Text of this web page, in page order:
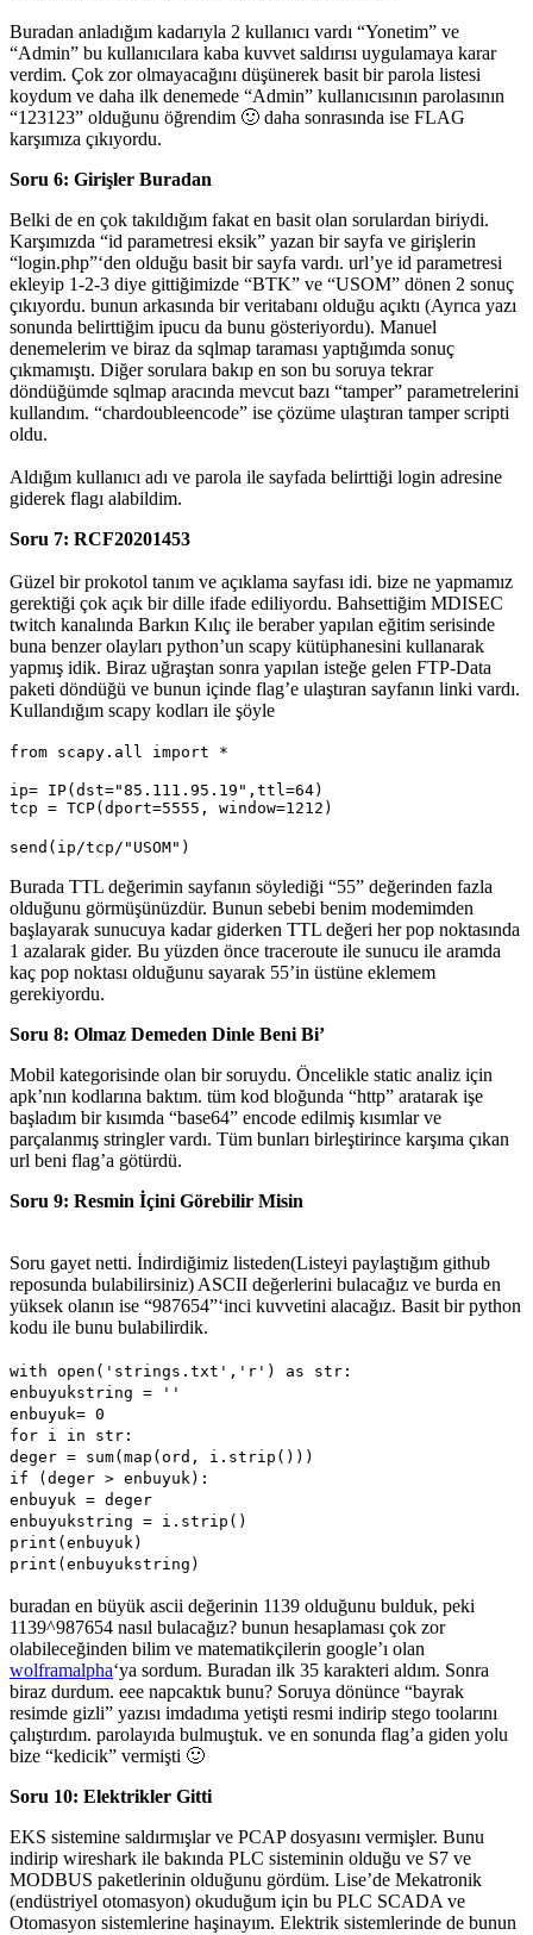
Buradan anladığım kadarıyla 2 kullanıcı vardı “Yonetim” ve
“Admin” bu kullanıcılara kaba kuvvet saldırısı uygulamaya karar
verdim. Çok zor olmayacağını düşünerek basit bir parola listesi
koydum ve daha ilk denemede “Admin” kullanıcısının parolasının
“123123” olduğunu öğrendim 🙂 daha sonrasında ise FLAG
karşımıza çıkıyordu.
Soru 6: Girişler Buradan
Belki de en çok takıldığım fakat en basit olan sorulardan biriydi.
Karşımızda “id parametresi eksik” yazan bir sayfa ve girişlerin
“login.php”‘den olduğu basit bir sayfa vardı. url’ye id parametresi
ekleyip 1-2-3 diye gittiğimizde “BTK” ve “USOM” dönen 2 sonuç
çıkıyordu. bunun arkasında bir veritabanı olduğu açıktı (Ayrıca yazı
sonunda belirttiğim ipucu da bunu gösteriyordu). Manuel
denemelerim ve biraz da sqlmap taraması yaptığımda sonuç
çıkmamıştı. Diğer sorulara bakıp en son bu soruya tekrar
döndüğümde sqlmap aracında mevcut bazı “tamper” parametrelerini
kullandım. “chardoubleencode” ise çözüme ulaştıran tamper scripti
oldu.
Aldığım kullanıcı adı ve parola ile sayfada belirttiği login adresine
giderek flagı alabildim.
Soru 7: RCF20201453
Güzel bir prokotol tanım ve açıklama sayfası idi. bize ne yapmamız
gerektiği çok açık bir dille ifade ediliyordu. Bahsettiğim MDISEC
twitch kanalında Barkın Kılıç ile beraber yapılan eğitim serisinde
buna benzer olayları python’un scapy kütüphanesini kullanarak
yapmış idik. Biraz uğraştan sonra yapılan isteğe gelen FTP-Data
paketi döndüğü ve bunun içinde flag’e ulaştıran sayfanın linki vardı.
Kullandığım scapy kodları ile şöyle
from scapy.all import *
ip= IP(dst="85.111.95.19",ttl=64)
tcp = TCP(dport=5555, window=1212)
send(ip/tcp/"USOM")
Burada TTL değerimin sayfanın söylediği “55” değerinden fazla
olduğunu görmüşünüzdür. Bunun sebebi benim modemimden
başlayarak sunucuya kadar giderken TTL değeri her pop noktasında
1 azalarak gider. Bu yüzden önce traceroute ile sunucu ile aramda
kaç pop noktası olduğunu sayarak 55’in üstüne eklemem
gerekiyordu.
Soru 8: Olmaz Demeden Dinle Beni Bi’
Mobil kategorisinde olan bir soruydu. Öncelikle static analiz için
apk’nın kodlarına baktım. tüm kod bloğunda “http” aratarak işe
başladım bir kısımda “base64” encode edilmiş kısımlar ve
parçalanmış stringler vardı. Tüm bunları birleştirince karşıma çıkan
url beni flag’a götürdü.
Soru 9: Resmin İçini Görebilir Misin
Soru gayet netti. İndirdiğimiz listeden(Listeyi paylaştığım github
reposunda bulabilirsiniz) ASCII değerlerini bulacağız ve burda en
yüksek olanın ise “987654”‘inci kuvvetini alacağız. Basit bir python
kodu ile bunu bulabilirdik.
with open('strings.txt','r') as str:
enbuyukstring = ''
enbuyuk= 0
for i in str:
deger = sum(map(ord, i.strip()))
if (deger > enbuyuk):
enbuyuk = deger
enbuyukstring = i.strip()
print(enbuyuk)
print(enbuyukstring)
buradan en büyük ascii değerinin 1139 olduğunu bulduk, peki
1139^987654 nasıl bulacağız? bunun hesaplaması çok zor
olabileceğinden bilim ve matematikçilerin google’ı olan
wolframalpha‘ya sordum. Buradan ilk 35 karakteri aldım. Sonra
biraz durdum. eee napcaktık bunu? Soruya dönünce “bayrak
resimde gizli” yazısı imdadıma yetişti resmi indirip stego toolarını
çalıştırdım. parolayıda bulmuştuk. ve en sonunda flag’a giden yolu
bize “kedicik” vermişti 🙂
Soru 10: Elektrikler Gitti
EKS sistemine saldırmışlar ve PCAP dosyasını vermişler. Bunu
indirip wireshark ile bakında PLC sisteminin olduğu ve S7 ve
MODBUS paketlerinin olduğunu gördüm. Lise’de Mekatronik
(endüstriyel otomasyon) okuduğum için bu PLC SCADA ve
Otomasyon sistemlerine haşinayım. Elektrik sistemlerinde de bunun